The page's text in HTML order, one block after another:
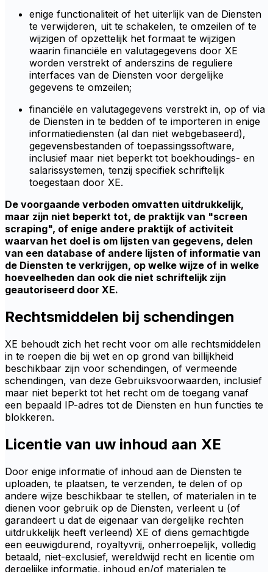
enige functionaliteit of het uiterlijk van de Diensten
te verwijderen, uit te schakelen, te omzeilen of te
wijzigen of opzettelijk het formaat te wijzigen
waarin financiële en valutagegevens door XE
worden verstrekt of anderszins de reguliere
interfaces van de Diensten voor dergelijke
gegevens te omzeilen;
financiële en valutagegevens verstrekt in, op of via
de Diensten in te bedden of te importeren in enige
informatiediensten (al dan niet webgebaseerd),
gegevensbestanden of toepassingssoftware,
inclusief maar niet beperkt tot boekhoudings- en
salarissystemen, tenzij specifiek schriftelijk
toegestaan door XE.
De voorgaande verboden omvatten uitdrukkelijk,
maar zijn niet beperkt tot, de praktijk van "screen
scraping", of enige andere praktijk of activiteit
waarvan het doel is om lijsten van gegevens, delen
van een database of andere lijsten of informatie van
de Diensten te verkrijgen, op welke wijze of in welke
hoeveelheden dan ook die niet schriftelijk zijn
geautoriseerd door XE.
Rechtsmiddelen bij schendingen
XE behoudt zich het recht voor om alle rechtsmiddelen
in te roepen die bij wet en op grond van billijkheid
beschikbaar zijn voor schendingen, of vermeende
schendingen, van deze Gebruiksvoorwaarden, inclusief
maar niet beperkt tot het recht om de toegang vanaf
een bepaald IP-adres tot de Diensten en hun functies te
blokkeren.
Licentie van uw inhoud aan XE
Door enige informatie of inhoud aan de Diensten te
uploaden, te plaatsen, te verzenden, te delen of op
andere wijze beschikbaar te stellen, of materialen in te
dienen voor gebruik op de Diensten, verleent u (of
garandeert u dat de eigenaar van dergelijke rechten
uitdrukkelijk heeft verleend) XE of diens gemachtigde
een eeuwigdurend, royaltyvrij, onherroepelijk, volledig
betaald, niet-exclusief, wereldwijd recht en licentie om
dergelijke informatie, inhoud en/of materialen te